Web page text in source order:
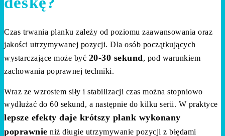
Czas trwania planku zależy od poziomu zaawansowania oraz
jakości utrzymywanej pozycji. Dla osób początkujących
wystarczające może być 20-30 sekund, pod warunkiem
zachowania poprawnej techniki.
Wraz ze wzrostem siły i stabilizacji czas można stopniowo
wydłużać do 60 sekund, a następnie do kilku serii. W praktyce
lepsze efekty daje krótszy plank wykonany
poprawnie niż długie utrzymywanie pozycji z błędami